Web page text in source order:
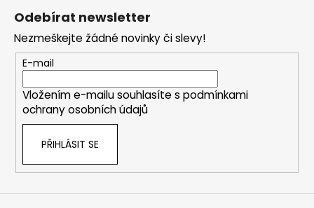
p
r
v
k
y
u
í
Odebírat newsletter
Nezmeškejte žádné novinky či slevy!
E-mail
Vložením e-mailu souhlasíte s podmínkami
ochrany osobních údajů
PŘIHLÁSIT SE